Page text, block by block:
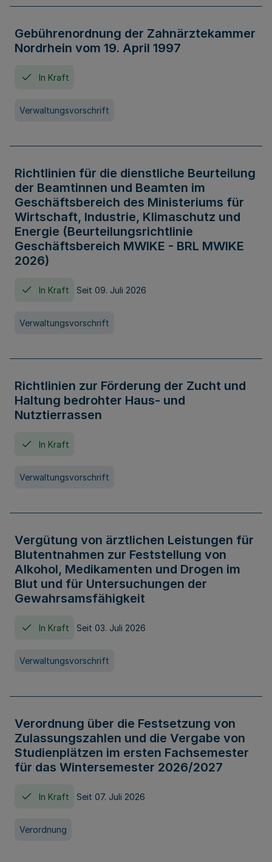
Gebührenordnung der Zahnärztekammer
Nordrhein vom 19. April 1997
In Kraft
Verwaltungsvorschrift
Richtlinien für die dienstliche Beurteilung
der Beamtinnen und Beamten im
Geschäftsbereich des Ministeriums für
Wirtschaft, Industrie, Klimaschutz und
Energie (Beurteilungsrichtlinie
Geschäftsbereich MWIKE - BRL MWIKE
2026)
In Kraft Seit 09. Juli 2026
Verwaltungsvorschrift
Richtlinien zur Förderung der Zucht und
Haltung bedrohter Haus- und
Nutztierrassen
In Kraft
Verwaltungsvorschrift
Vergütung von ärztlichen Leistungen für
Blutentnahmen zur Feststellung von
Alkohol, Medikamenten und Drogen im
Blut und für Untersuchungen der
Gewahrsamsfähigkeit
In Kraft Seit 03. Juli 2026
Verwaltungsvorschrift
Verordnung über die Festsetzung von
Zulassungszahlen und die Vergabe von
Studienplätzen im ersten Fachsemester
für das Wintersemester 2026/2027
In Kraft Seit 07. Juli 2026
Verordnung